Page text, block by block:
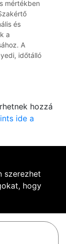
mértékben
és
a
A
időtálló
hozzá
ide a
szerezhet
hogy